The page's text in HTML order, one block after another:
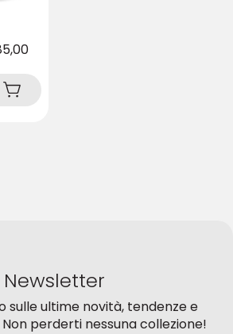
sulle ultime novità, tendenze e
perderti nessuna collezione!